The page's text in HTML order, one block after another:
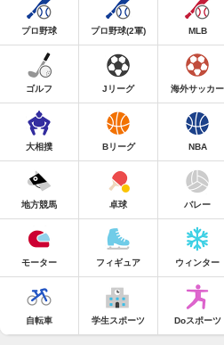
プロ野球 プロ野球(2軍) MLB
ゴルフ Jリーグ 海外サッカー
大相撲 Bリーグ NBA
地方競馬 卓球 バレー
モーター フィギュア ウィンター
自転車 学生スポーツ Doスポーツ